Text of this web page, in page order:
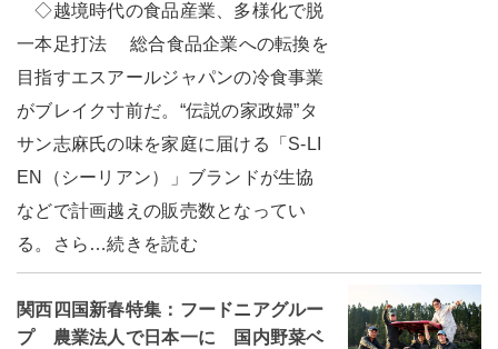
◇越境時代の食品産業、多様化で脱
一本足打法 総合食品企業への転換を
目指すエスアールジャパンの冷食事業
がブレイク寸前だ。“伝説の家政婦”タ
サン志麻氏の味を家庭に届ける「S-LI
EN（シーリアン）」ブランドが生協
などで計画越えの販売数となってい
る。さら…続きを読む
関西四国新春特集：フードニアグルー
プ 農業法人で日本一に 国内野菜ベ